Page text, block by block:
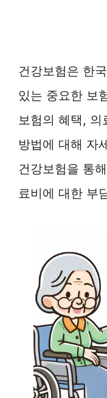
건강보험은 한
있는 중요한 보
보험의 혜택,
방법에 대해 자
건강보험을 통
료비에 대한 부